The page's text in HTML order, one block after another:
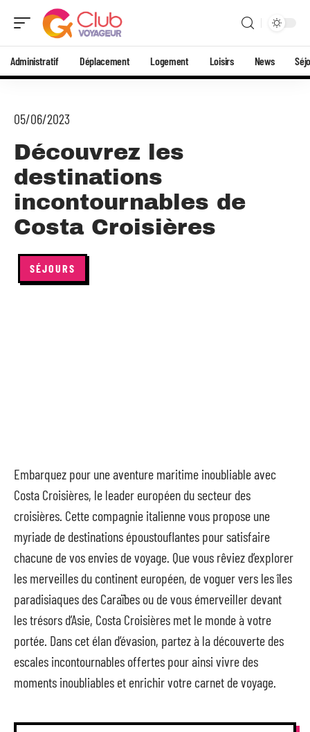
Administratif Déplacement Logement Loisirs News
05/06/2023
Découvrez les
destinations
incontournables de
Costa Croisières
SÉJOURS
Embarquez pour une aventure maritime inoubliable avec
Costa Croisières, le leader européen du secteur des
croisières. Cette compagnie italienne vous propose une
myriade de destinations époustouflantes pour satisfaire
chacune de vos envies de voyage. Que vous rêviez d’explorer
les merveilles du continent européen, de voguer vers les îles
paradisiaques des Caraïbes ou de vous émerveiller devant
les trésors d’Asie, Costa Croisières met le monde à votre
portée. Dans cet élan d’évasion, partez à la découverte des
escales incontournables offertes pour ainsi vivre des
moments inoubliables et enrichir votre carnet de voyage.